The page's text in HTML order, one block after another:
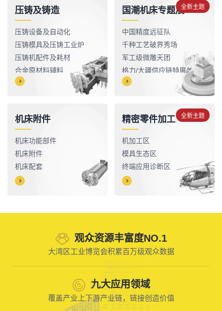
压铸及铸造
压铸设备及自动化
压铸模具及压铸工业炉
压铸机配件及耗材
合金原材料辅料
国潮机床专题展
中国精度远征队
千种工艺破界秀场
军工级微雕天团
格力/大疆供应链特展单位
机床附件
机床功能部件
机床附件
机床配套
精密零件加工
机加工区
模具生态区
终端应用诊断区
观众资源丰富度NO.1
大湾区工业博览会积累百万级观众数据
九大应用领域
覆盖产业上下游产业链，链接创造价值